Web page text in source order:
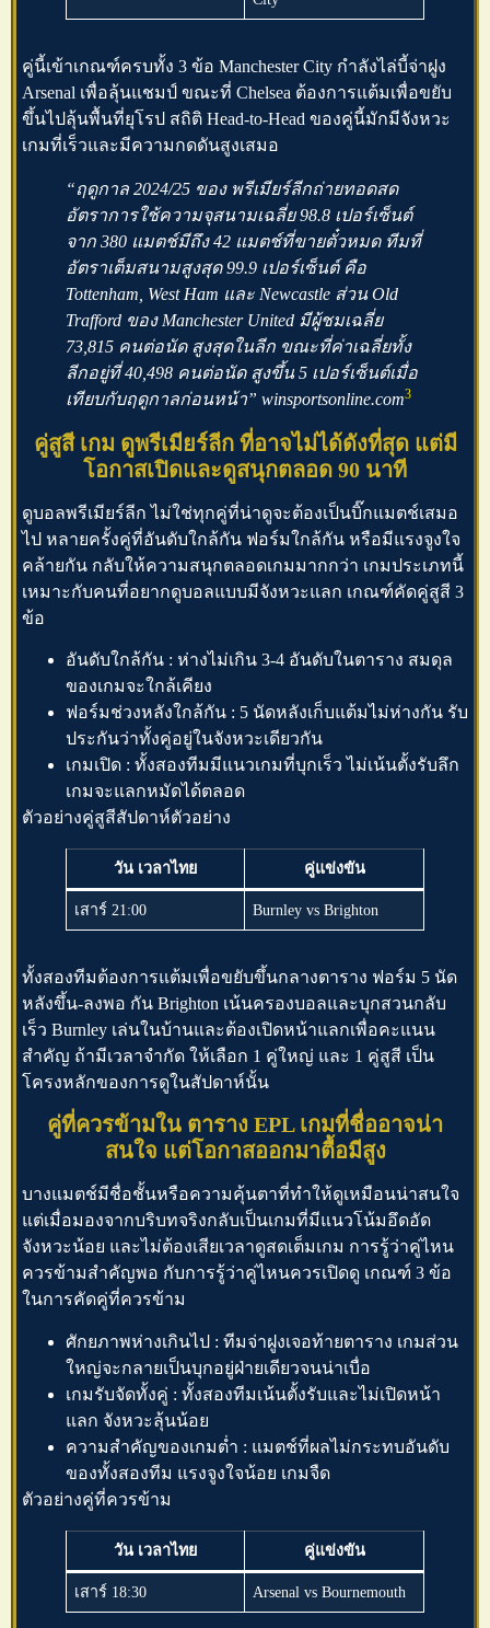
คู่นี้เข้าเกณฑ์ครบทั้ง 3 ข้อ Manchester City กำลังไล่บี้จ่าฝูง
Arsenal เพื่อลุ้นแชมป์ ขณะที่ Chelsea ต้องการแต้มเพื่อขยับ
ขึ้นไปลุ้นพื้นที่ยุโรป สถิติ Head-to-Head ของคู่นี้มักมีจังหวะ
เกมที่เร็วและมีความกดดันสูงเสมอ
“ฤดูกาล 2024/25 ของ พรีเมียร์ลีกถ่ายทอดสด
อัตราการใช้ความจุสนามเฉลี่ย 98.8 เปอร์เซ็นต์
จาก 380 แมตช์มีถึง 42 แมตช์ที่ขายตั๋วหมด ทีมที่
อัตราเต็มสนามสูงสุด 99.9 เปอร์เซ็นต์ คือ
Tottenham, West Ham และ Newcastle ส่วน Old
Trafford ของ Manchester United มีผู้ชมเฉลี่ย
73,815 คนต่อนัด สูงสุดในลีก ขณะที่ค่าเฉลี่ยทั้ง
ลีกอยู่ที่ 40,498 คนต่อนัด สูงขึ้น 5 เปอร์เซ็นต์เมื่อ
เทียบกับฤดูกาลก่อนหน้า” winsportsonline.com3
คู่สูสี เกม ดูพรีเมียร์ลีก ที่อาจไม่ได้ดังที่สุด แต่มี
โอกาสเปิดและดูสนุกตลอด 90 นาที
ดูบอลพรีเมียร์ลีก ไม่ใช่ทุกคู่ที่น่าดูจะต้องเป็นบิ๊กแมตช์เสมอ
ไป หลายครั้งคู่ที่อันดับใกล้กัน ฟอร์มใกล้กัน หรือมีแรงจูงใจ
คล้ายกัน กลับให้ความสนุกตลอดเกมมากกว่า เกมประเภทนี้
เหมาะกับคนที่อยากดูบอลแบบมีจังหวะแลก เกณฑ์คัดคู่สูสี 3
ข้อ
อันดับใกล้กัน : ห่างไม่เกิน 3-4 อันดับในตาราง สมดุล
ของเกมจะใกล้เคียง
ฟอร์มช่วงหลังใกล้กัน : 5 นัดหลังเก็บแต้มไม่ห่างกัน รับ
ประกันว่าทั้งคู่อยู่ในจังหวะเดียวกัน
เกมเปิด : ทั้งสองทีมมีแนวเกมที่บุกเร็ว ไม่เน้นตั้งรับลึก
เกมจะแลกหมัดได้ตลอด
ตัวอย่างคู่สูสีสัปดาห์ตัวอย่าง
วัน เวลาไทย คู่แข่งขัน
เสาร์ 21:00 Burnley vs Brighton
ทั้งสองทีมต้องการแต้มเพื่อขยับขึ้นกลางตาราง ฟอร์ม 5 นัด
หลังขึ้น-ลงพอ กัน Brighton เน้นครองบอลและบุกสวนกลับ
เร็ว Burnley เล่นในบ้านและต้องเปิดหน้าแลกเพื่อคะแนน
สำคัญ ถ้ามีเวลาจำกัด ให้เลือก 1 คู่ใหญ่ และ 1 คู่สูสี เป็น
โครงหลักของการดูในสัปดาห์นั้น
คู่ที่ควรข้ามใน ตาราง EPL เกมที่ชื่ออาจน่า
สนใจ แต่โอกาสออกมาตื้อมีสูง
บางแมตช์มีชื่อชั้นหรือความคุ้นตาที่ทำให้ดูเหมือนน่าสนใจ
แต่เมื่อมองจากบริบทจริงกลับเป็นเกมที่มีแนวโน้มอึดอัด
จังหวะน้อย และไม่ต้องเสียเวลาดูสดเต็มเกม การรู้ว่าคู่ไหน
ควรข้ามสำคัญพอ กับการรู้ว่าคู่ไหนควรเปิดดู เกณฑ์ 3 ข้อ
ในการคัดคู่ที่ควรข้าม
ศักยภาพห่างเกินไป : ทีมจ่าฝูงเจอท้ายตาราง เกมส่วน
ใหญ่จะกลายเป็นบุกอยู่ฝ่ายเดียวจนน่าเบื่อ
เกมรับจัดทั้งคู่ : ทั้งสองทีมเน้นตั้งรับและไม่เปิดหน้า
แลก จังหวะลุ้นน้อย
ความสำคัญของเกมต่ำ : แมตช์ที่ผลไม่กระทบอันดับ
ของทั้งสองทีม แรงจูงใจน้อย เกมจืด
ตัวอย่างคู่ที่ควรข้าม
วัน เวลาไทย คู่แข่งขัน
เสาร์ 18:30 Arsenal vs Bournemouth